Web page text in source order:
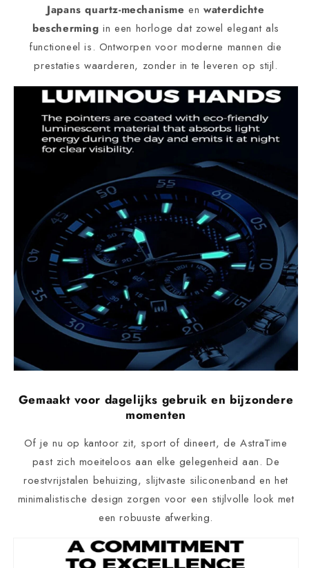
Japans quartz-mechanisme enwaterdichte
bescherming in een horloge dat zowel elegant als
functioneel is. Ontworpen voor moderne mannen die
prestaties waarderen, zonder in te leveren op stijl.
Gemaakt voor dagelijks gebruik en bijzondere
momenten
Of je nu op kantoor zit, sport of dineert, de AstraTime
past zich moeiteloos aan elke gelegenheid aan. De
roestvrijstalen behuizing, slijtvaste siliconenband en het
minimalistische design zorgen voor een stijlvolle look met
een robuuste afwerking.